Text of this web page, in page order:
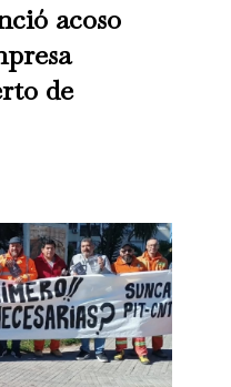
acoso
de